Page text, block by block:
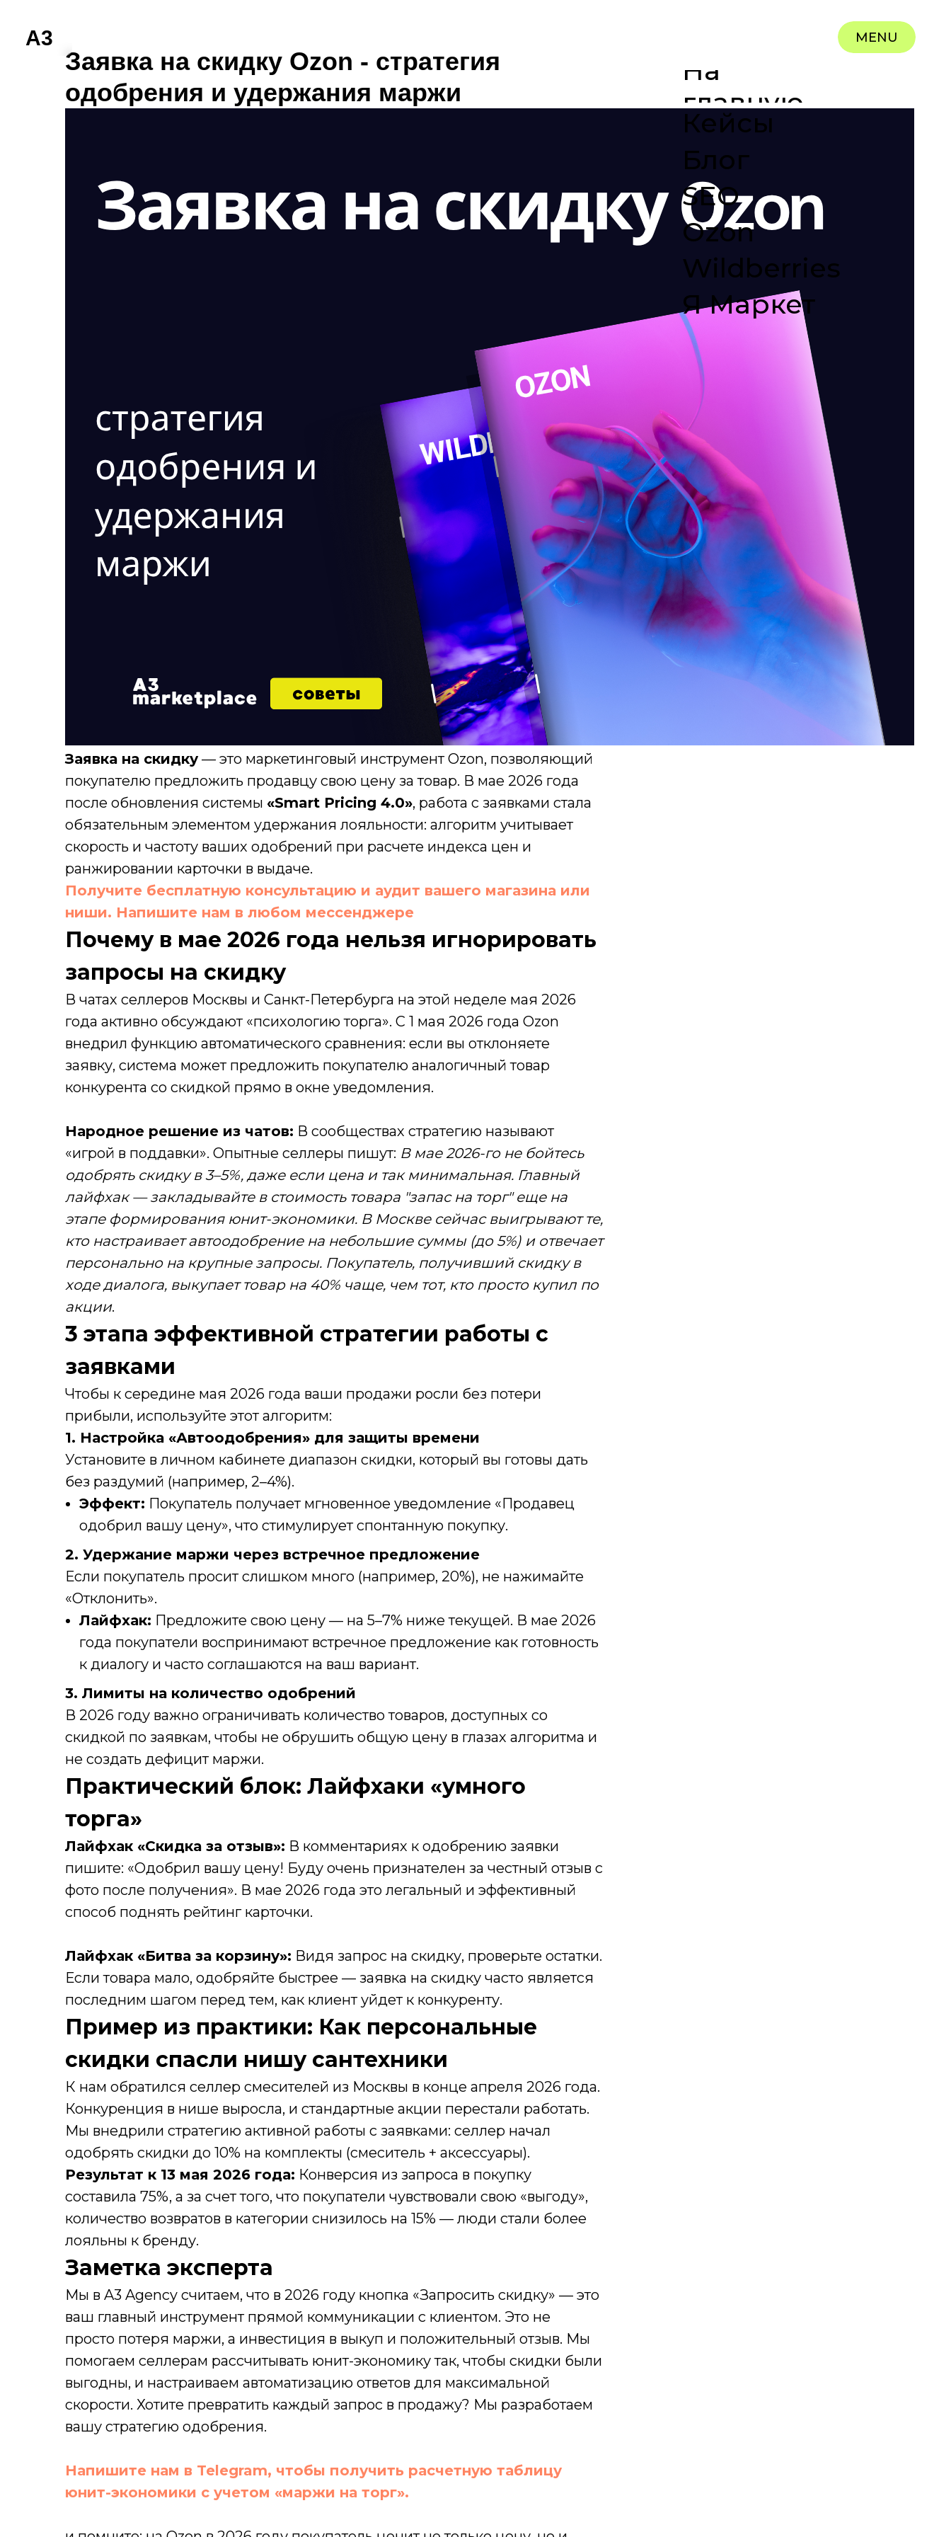
MENU
Кейсы
Блог
На
главную
SEO
Ozon
Wildberries
Я Маркет
A3
Заявка на скидку Ozon - стратегия
одобрения и удержания маржи
Заявка на скидку — это маркетинговый инструмент Ozon, позволяющий
покупателю предложить продавцу свою цену за товар. В мае 2026 года
после обновления системы «Smart Pricing 4.0», работа с заявками стала
обязательным элементом удержания лояльности: алгоритм учитывает
скорость и частоту ваших одобрений при расчете индекса цен и
ранжировании карточки в выдаче.
Получите бесплатную консультацию и аудит вашего магазина или
ниши. Напишите нам в любом мессенджере
Почему в мае 2026 года нельзя игнорировать
запросы на скидку
В чатах селлеров Москвы и Санкт-Петербурга на этой неделе мая 2026
года активно обсуждают «психологию торга». С 1 мая 2026 года Ozon
внедрил функцию автоматического сравнения: если вы отклоняете
заявку, система может предложить покупателю аналогичный товар
конкурента со скидкой прямо в окне уведомления.
Народное решение из чатов: В сообществах стратегию называют
«игрой в поддавки». Опытные селлеры пишут: В мае 2026-го не бойтесь
одобрять скидку в 3–5%, даже если цена и так минимальная. Главный
лайфхак — закладывайте в стоимость товара "запас на торг" еще на
этапе формирования юнит-экономики. В Москве сейчас выигрывают те,
кто настраивает автоодобрение на небольшие суммы (до 5%) и отвечает
персонально на крупные запросы. Покупатель, получивший скидку в
ходе диалога, выкупает товар на 40% чаще, чем тот, кто просто купил по
акции.
3 этапа эффективной стратегии работы с
заявками
Чтобы к середине мая 2026 года ваши продажи росли без потери
прибыли, используйте этот алгоритм:
1. Настройка «Автоодобрения» для защиты времени
Установите в личном кабинете диапазон скидки, который вы готовы дать
без раздумий (например, 2–4%).
Эффект: Покупатель получает мгновенное уведомление «Продавец
одобрил вашу цену», что стимулирует спонтанную покупку.
2. Удержание маржи через встречное предложение
Если покупатель просит слишком много (например, 20%), не нажимайте
«Отклонить».
Лайфхак: Предложите свою цену — на 5–7% ниже текущей. В мае 2026
года покупатели воспринимают встречное предложение как готовность
к диалогу и часто соглашаются на ваш вариант.
3. Лимиты на количество одобрений
В 2026 году важно ограничивать количество товаров, доступных со
скидкой по заявкам, чтобы не обрушить общую цену в глазах алгоритма и
не создать дефицит маржи.
Практический блок: Лайфхаки «умного
торга»
Лайфхак «Скидка за отзыв»: В комментариях к одобрению заявки
пишите: «Одобрил вашу цену! Буду очень признателен за честный отзыв с
фото после получения». В мае 2026 года это легальный и эффективный
способ поднять рейтинг карточки.
Лайфхак «Битва за корзину»: Видя запрос на скидку, проверьте остатки.
Если товара мало, одобряйте быстрее — заявка на скидку часто является
последним шагом перед тем, как клиент уйдет к конкуренту.
Пример из практики: Как персональные
скидки спасли нишу сантехники
К нам обратился селлер смесителей из Москвы в конце апреля 2026 года.
Конкуренция в нише выросла, и стандартные акции перестали работать.
Мы внедрили стратегию активной работы с заявками: селлер начал
одобрять скидки до 10% на комплекты (смеситель + аксессуары).
Результат к 13 мая 2026 года: Конверсия из запроса в покупку
составила 75%, а за счет того, что покупатели чувствовали свою «выгоду»,
количество возвратов в категории снизилось на 15% — люди стали более
лояльны к бренду.
Заметка эксперта
Мы в A3 Agency считаем, что в 2026 году кнопка «Запросить скидку» — это
ваш главный инструмент прямой коммуникации с клиентом. Это не
просто потеря маржи, а инвестиция в выкуп и положительный отзыв. Мы
помогаем селлерам рассчитывать юнит-экономику так, чтобы скидки были
выгодны, и настраиваем автоматизацию ответов для максимальной
скорости. Хотите превратить каждый запрос в продажу? Мы разработаем
вашу стратегию одобрения.
Напишите нам в Telegram, чтобы получить расчетную таблицу
юнит-экономики с учетом «маржи на торг».
яндекс
маркет
ozon стоимость